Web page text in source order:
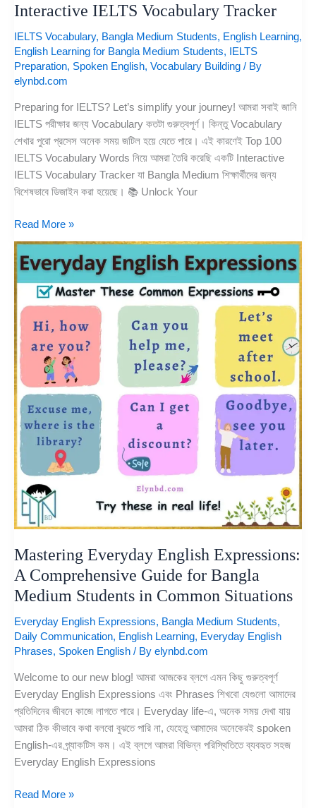
Interactive IELTS Vocabulary Tracker
IELTS Vocabulary, Bangla Medium Students, English Learning,
English Learning for Bangla Medium Students,
IELTS
Preparation, Spoken English, Vocabulary Building / By
elynbd.com
Preparing for IELTS? Let’s simplify your journey! আমরা সবাই জানি
IELTS পরীক্ষার জন্য Vocabulary কতটা গুরুত্বপূর্ণ। কিন্তু Vocabulary
শেখার পুরো প্রসেস অনেক সময় জটিল হয়ে যেতে পারে। এই কারণেই Top 100
IELTS Vocabulary Words নিয়ে আমরা তৈরি করেছি একটি Interactive
IELTS Vocabulary Tracker যা Bangla Medium শিক্ষার্থীদের জন্য
বিশেষভাবে ডিজাইন করা হয়েছে। 📚 Unlock Your
Read More »
Mastering Everyday English Expressions:
A Comprehensive Guide for Bangla
Medium Students in Common Situations
Everyday English Expressions, Bangla Medium Students,
Daily Communication, English Learning, Everyday English
Phrases, Spoken English / By elynbd.com
Welcome to our new blog! আমরা আজকের ব্লগে এমন কিছু গুরুত্বপূর্ণ
Everyday English Expressions এবং Phrases শিখবো যেগুলো আমাদের
প্রতিদিনের জীবনে কাজে লাগতে পারে। Everyday life-এ, অনেক সময় দেখা যায়
আমরা ঠিক কীভাবে কথা বলবো বুঝতে পারি না, যেহেতু আমাদের অনেকেরই spoken
English-এর প্র্যাকটিস কম। এই ব্লগে আমরা বিভিন্ন পরিস্থিতিতে ব্যবহৃত সহজ
Everyday English Expressions
Mastering
Everyday
English
Expressions:
A
Comprehensive
Guide
for
Bangla
Medium
Students
Common
Situations
Read More »